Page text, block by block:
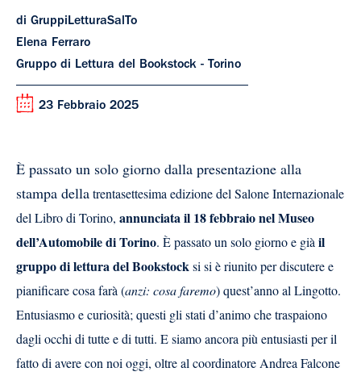
di GruppiLetturaSalTo
Elena Ferraro
Gruppo di Lettura del Bookstock - Torino
23 Febbraio 2025
È passato un solo giorno dalla presentazione alla
stampa dellatrentasettesima edizione del Salone Internazionale
del Libro di Torino, annunciata il 18 febbraio nel Museo
dell’Automobile di Torino. È passato un solo giorno e già il
gruppo di lettura del Bookstocksi si è riunito per discutere e
pianificare cosa farà (anzi: cosa faremo) quest’anno al Lingotto.
Entusiasmo e curiosità; questi gli stati d’animo che traspaiono
dagli occhi di tutte e di tutti. E siamo ancora più entusiasti per il
fatto di avere con noi oggi, oltre al coordinatore Andrea Falcone